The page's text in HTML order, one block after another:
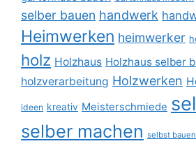
selber bauen handwerk
Heimwerken heimwerker
holz Holzhaus Holzhaus selber
holzverarbeitung Holzwerken
ideen kreativ Meisterschmiede
selber machen selbst bauen